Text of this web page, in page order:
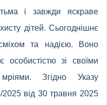
і завжди яскраве
дітей. Сьогоднішнє
та надією. Воно
зі своїми
Згідно Указу
від 30 травня 2025